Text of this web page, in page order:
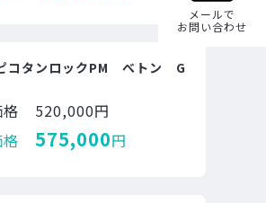
コタンロックPM べトン G
520,000円
575,000円
メールで
お問い合わせ